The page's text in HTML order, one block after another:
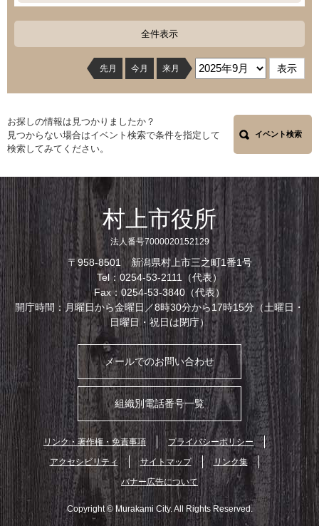
全件表示
先月 今月 来月
お探しの情報は見つかりましたか？
見つからない場合はイベント検索で条件を指定して
検索してみてください。
イベント検索
村上市役所
法人番号7000020152129
〒958-8501 新潟県村上市三之町1番1号
Tel：0254-53-2111（代表）
Fax：0254-53-3840（代表）
開庁時間：月曜日から金曜日／8時30分から17時15分（土曜日・
日曜日・祝日は閉庁）
メールでのお問い合わせ
組織別電話番号一覧
リンク・著作権・免責事項
プライバシーポリシー
アクセシビリティ
サイトマップ
リンク集
バナー広告について
Copyright © Murakami City. All Rights Reserved.